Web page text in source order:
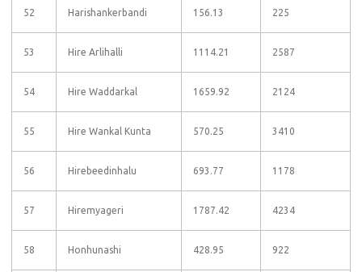
52 Harishankerbandi 156.13 225
53 Hire Arlihalli 1114.21 2587
54 Hire Waddarkal 1659.92 2124
55 Hire Wankal Kunta 570.25 3410
56 Hirebeedinhalu 693.77 1178
57 Hiremyageri 1787.42 4234
58 Honhunashi 428.95 922